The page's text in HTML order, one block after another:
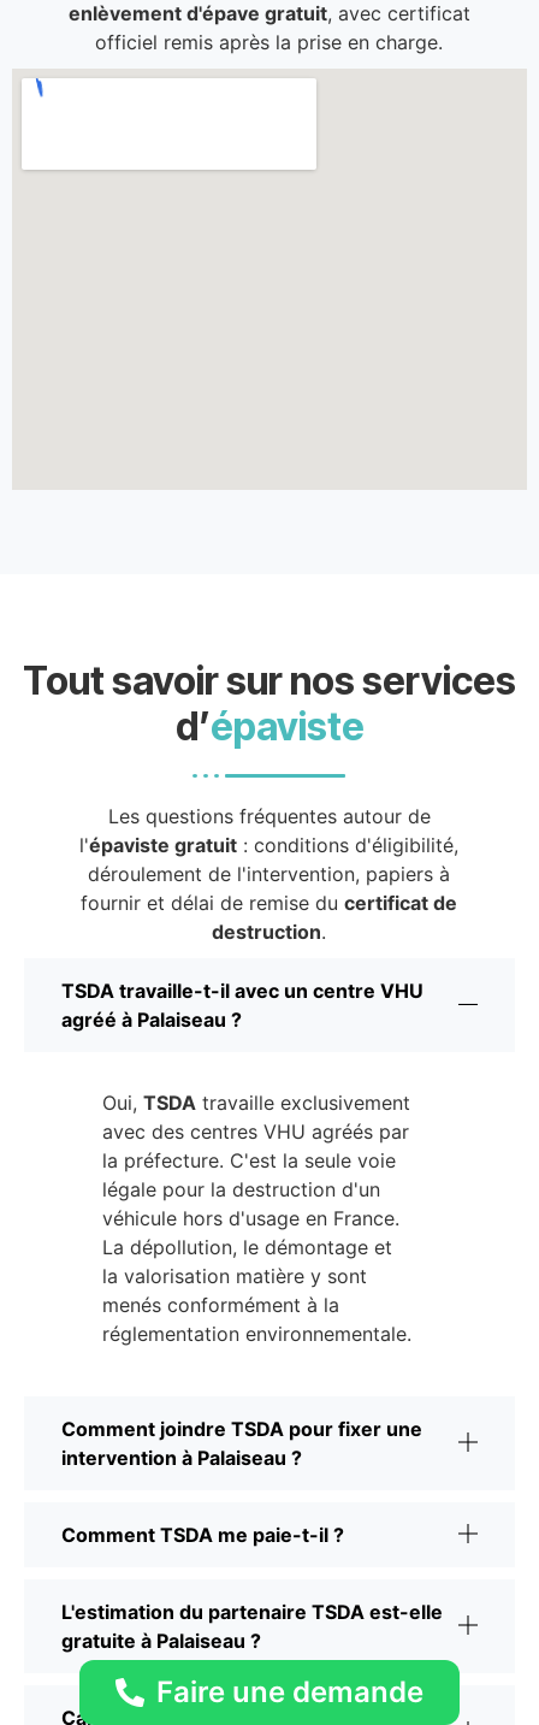
enlèvement d'épave gratuit, avec certificat
officiel remis après la prise en charge.
Tout savoir sur nos services
d’épaviste
Les questions fréquentes autour de
l'épaviste gratuit : conditions d'éligibilité,
déroulement de l'intervention, papiers à
fournir et délai de remise ducertificat de
destruction.
TSDA travaille-t-il avec un centre VHU
agréé à Palaiseau ?
Oui, TSDA travaille exclusivement
avec des centres VHU agréés par
la préfecture. C'est la seule voie
légale pour la destruction d'un
véhicule hors d'usage en France.
La dépollution, le démontage et
la valorisation matière y sont
menés conformément à la
réglementation environnementale.
Comment joindre TSDA pour fixer une
intervention à Palaiseau ?
Comment TSDA me paie-t-il ?
L'estimation du partenaire TSDA est-elle
gratuite à Palaiseau ?
Carte grise perdue : TSDA rachète-t-il
Faire une demande